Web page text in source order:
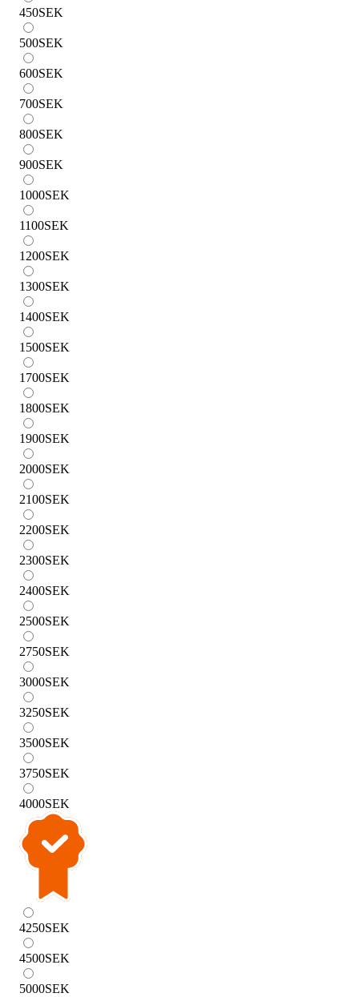
450SEK
500SEK
600SEK
700SEK
800SEK
900SEK
1000SEK
1100SEK
1200SEK
1300SEK
1400SEK
1500SEK
1700SEK
1800SEK
1900SEK
2000SEK
2100SEK
2200SEK
2300SEK
2400SEK
2500SEK
2750SEK
3000SEK
3250SEK
3500SEK
3750SEK
4000SEK
4250SEK
4500SEK
5000SEK